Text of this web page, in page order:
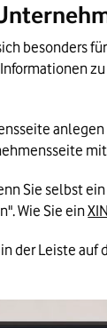
besonders
Sie selbst
Wie Sie ein
der Leiste